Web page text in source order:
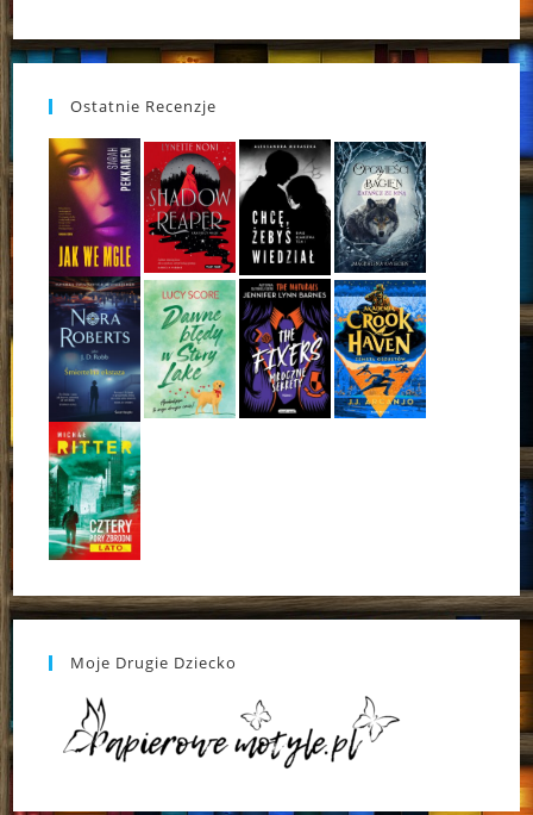
Ostatnie Recenzje
Moje Drugie Dziecko